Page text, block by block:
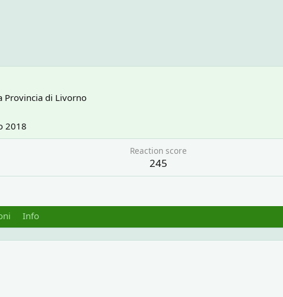
Provincia di Livorno
2018
Reaction score
245
Info